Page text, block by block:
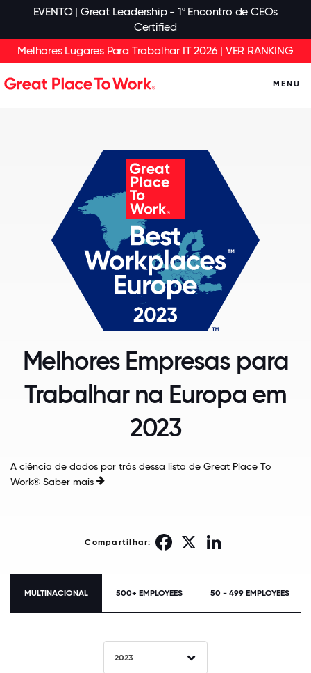
EVENTO | Great Leadership - 1º Encontro de CEOs
Certified
Melhores Lugares Para Trabalhar IT 2026 | VER RANKING
MENU
Melhores Empresas para
Trabalhar na Europa em
2023
A ciência de dados por trás dessa lista de Great Place To
Work® Saber mais
Compartilhar: Facebook
MULTINACIONAL 500+ EMPLOYEES 50 - 499 EMPLOYEES
2023